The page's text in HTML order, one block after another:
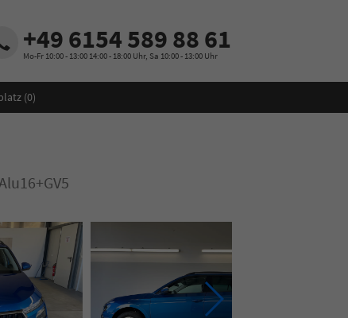
+49 6154 589 88 61
Mo-Fr 10:00 - 13:00 14:00 - 18:00 Uhr, Sa 10:00 - 13:00 Uhr
(0)